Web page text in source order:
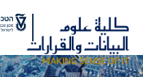
Content